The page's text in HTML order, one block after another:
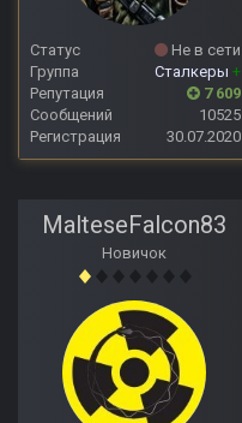
Статус
Не в сети
Группа
Сталкеры +
Репутация
7 609
Сообщений
10525
Регистрация
30.07.2020
MalteseFalcon83
Новичок